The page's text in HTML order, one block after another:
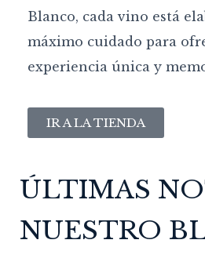
Blanco, cada vino está
máximo cuidado para
experiencia única y
IR A LA TIENDA
ÚLTIMAS
NUESTRO